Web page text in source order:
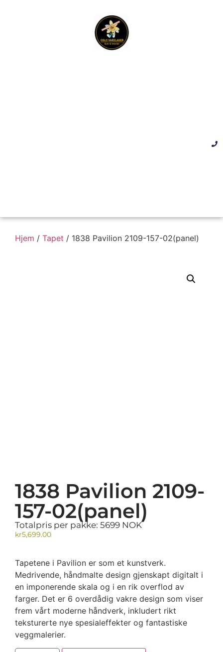
Hjem / Tapet / 1838 Pavilion 2109-157-02(panel)
1838 Pavilion 2109-
157-02(panel)
Totalpris per pakke: 5699 NOK
kr5,699.00
Tapetene i Pavilion er som et kunstverk.
Medrivende, håndmalte design gjenskapt digitalt i
en imponerende skala og i en rik overflod av
farger. Det er 6 overdådig vakre design som viser
frem vårt moderne håndverk, inkludert rikt
teksturerte nye spesialeffekter og fantastiske
veggmalerier.